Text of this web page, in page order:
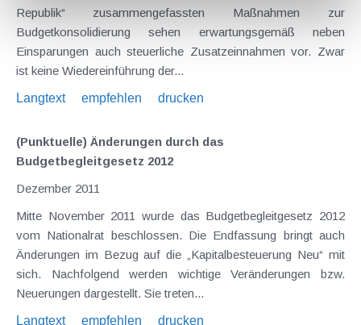
Republik“ zusammengefassten Maßnahmen zur
Budgetkonsolidierung sehen erwartungsgemäß neben
Einsparungen auch steuerliche Zusatzeinnahmen vor. Zwar
ist keine Wiedereinführung der...
Langtext
empfehlen drucken
(Punktuelle) Änderungen durch das
Budgetbegleitgesetz 2012
Dezember 2011
Mitte November 2011 wurde das Budgetbegleitgesetz 2012
vom Nationalrat beschlossen. Die Endfassung bringt auch
Änderungen im Bezug auf die „Kapitalbesteuerung Neu“ mit
sich. Nachfolgend werden wichtige Veränderungen bzw.
Neuerungen dargestellt. Sie treten...
Langtext
empfehlen drucken